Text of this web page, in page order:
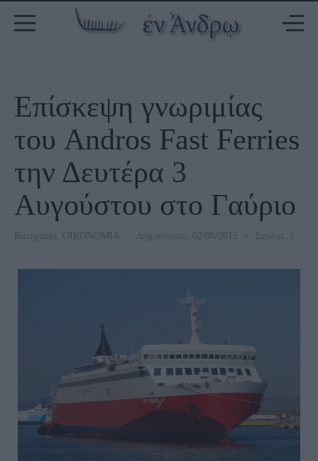
Επίσκεψη γνωριμίας
του Andros Fast Ferries
την Δευτέρα 3
Αυγούστου στο Γαύριο
Κατηγορία: ΟΙΚΟΝΟΜΙΑ Δημοσίευση: 02/08/2015 Σχόλια: 3